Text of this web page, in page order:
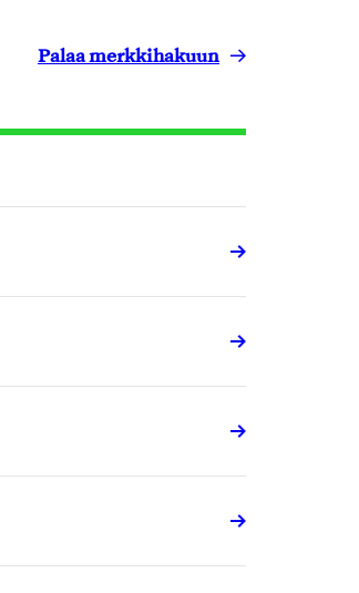
Palaa merkkihakuun